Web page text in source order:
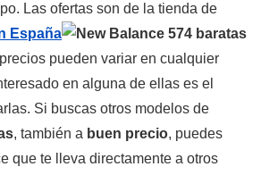
Las ofertas son de la tienda de
España
pueden variar en cualquier
en alguna de ellas es el
Si buscas otros modelos de
, también a buen precio, puedes
que te lleva directamente a otros